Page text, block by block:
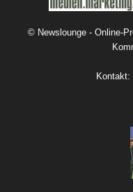
© Newslounge - Online-
Kontakt: